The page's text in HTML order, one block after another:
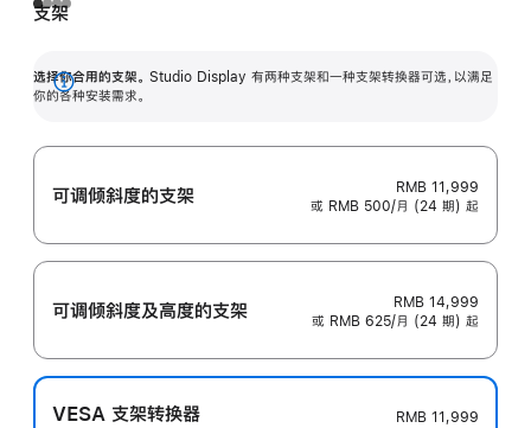
支架
选择你合用的支架。 Studio Display 有两种支架和一种支架转换器可选，以满足
你的各种安装需求。
展
可调倾斜度的支架
RMB 11,999
或 RMB 500/月 (24 期) 起
可调倾斜度及高‍度的支‍架
RMB 14,999
或 RMB 625/月 (24 期) 起
VESA 支架转换器
RMB 11,999